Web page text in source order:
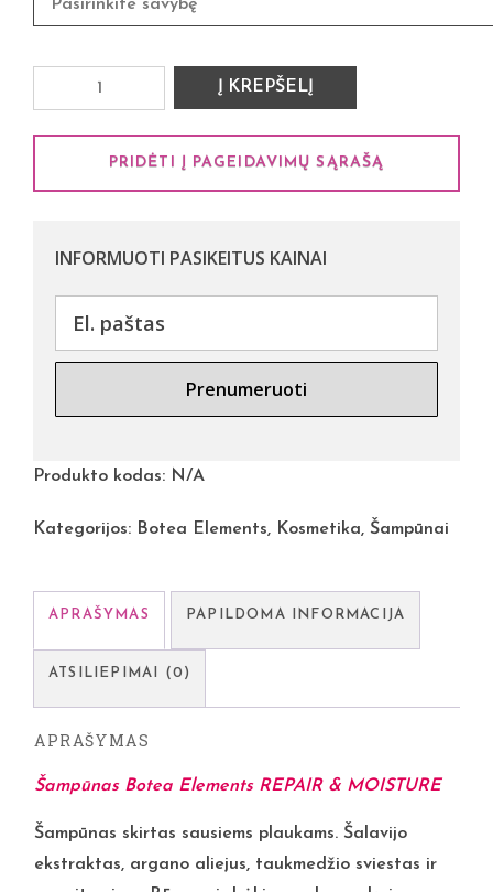
Į KREPŠELĮ
PRIDĖTI Į PAGEIDAVIMŲ SĄRAŠĄ
INFORMUOTI PASIKEITUS KAINAI
Prenumeruoti
Produkto kodas: N/A
Kategorijos: Botea Elements, Kosmetika, Šampūnai
APRAŠYMAS PAPILDOMA INFORMACIJA
ATSILIEPIMAI (0)
APRAŠYMAS
Šampūnas Botea Elements REPAIR & MOISTURE
Šampūnas skirtas sausiems plaukams. Šalavijo
ekstraktas, argano aliejus, taukmedžio sviestas ir